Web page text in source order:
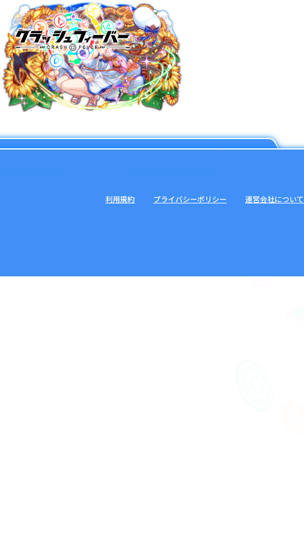
利用規約 プライバシーポリシー 運営会社について